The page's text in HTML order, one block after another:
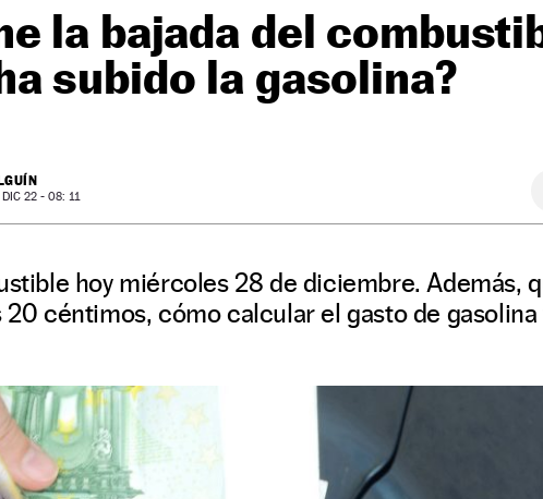
la bajada del
subido la gasolina?
22 - 08: 11
hoy miércoles 28 de diciembre. Además,
céntimos, cómo calcular el gasto de gasolina